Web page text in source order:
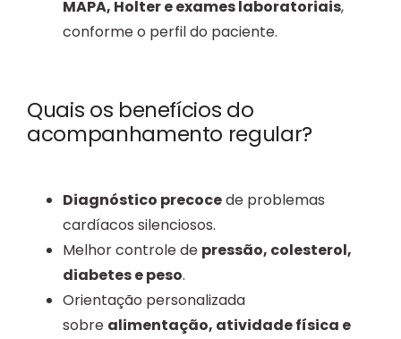
MAPA, Holter e exames laboratoriais,
conforme o perfil do paciente.
Quais os benefícios do
acompanhamento regular?
Diagnóstico precocede problemas
cardíacos silenciosos.
Melhor controle de pressão, colesterol,
diabetes e peso.
Orientação personalizada
sobre alimentação, atividade física e